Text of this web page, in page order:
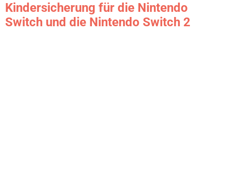
Kindersicherung für die Nintendo
Switch und die Nintendo Switch 2